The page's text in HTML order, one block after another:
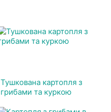
Тушкована картопля з
грибами та куркою